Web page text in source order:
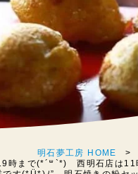
明石夢工房 HOME
時まで(*´꒳`*) 西明石店は